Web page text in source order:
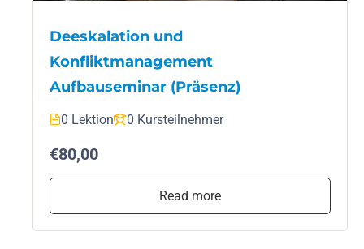
Deeskalation und
Konfliktmanagement
Aufbauseminar (Präsenz)
0 Lektion 0 Kursteilnehmer
€80,00
Read more